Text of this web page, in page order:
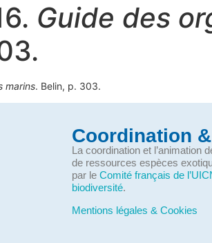
Guide des
marins. Belin, p. 303.
Coordination
La coordination et l’animation
de ressources espèces
par le Comité français de
biodiversité.
Mentions légales & Cookies